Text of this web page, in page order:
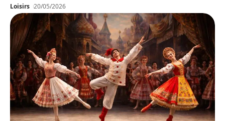
Loisirs 20/05/2026